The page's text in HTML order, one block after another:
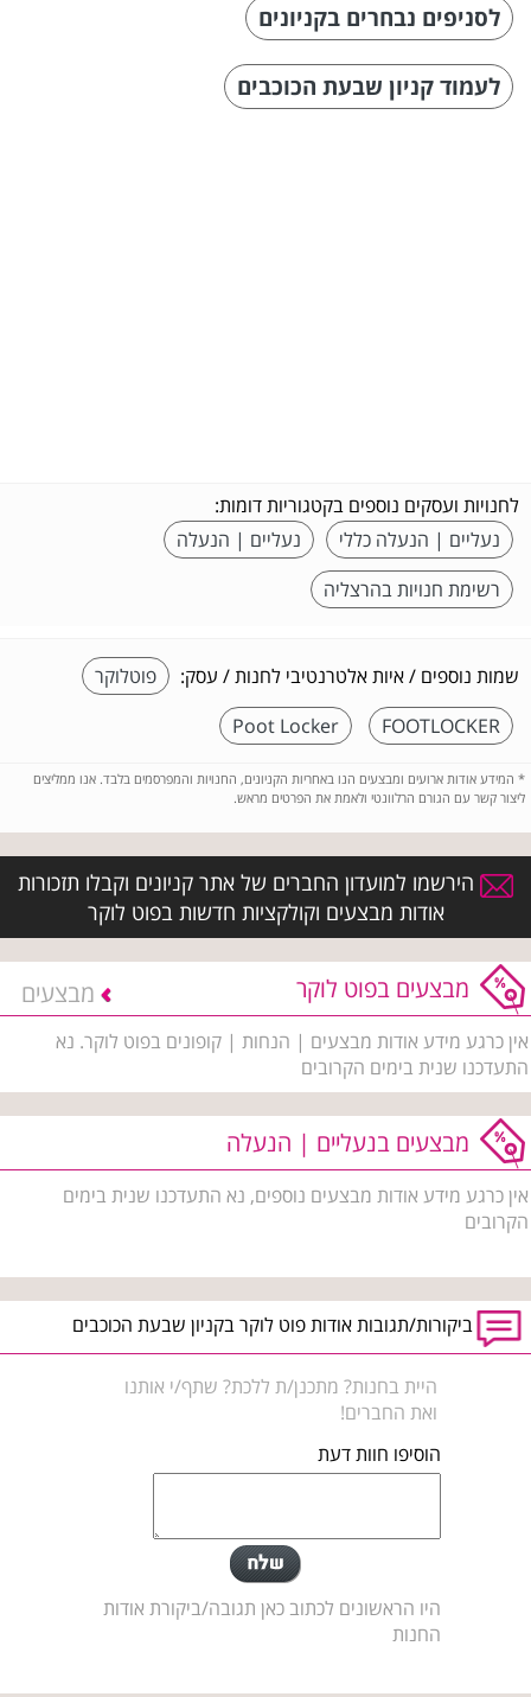
לסניפים נבחרים בקניונים
לעמוד קניון שבעת הכוכבים
לחנויות ועסקים נוספים בקטגוריות דומות:
נעליים | הנעלה כללי
נעליים | הנעלה
רשימת חנויות בהרצליה
שמות נוספים / איות אלטרנטיבי לחנות / עסק:
פוטלוקר
FOOTLOCKER
Poot Locker
* המידע אודות ארועים ומבצעים הנו באחריות הקניונים, החנויות והמפרסמים בלבד. אנו ממליצים
ליצור קשר עם הגורם הרלוונטי ולאמת את הפרטים מראש.
הירשמו למועדון החברים של אתר קניונים וקבלו תזכורות
אודות מבצעים וקולקציות חדשות בפוט לוקר
מבצעים בפוט לוקר מבצעים
אין כרגע מידע אודות מבצעים | הנחות | קופונים בפוט לוקר. נא
התעדכנו שנית בימים הקרובים
מבצעים בנעליים | הנעלה
אין כרגע מידע אודות מבצעים נוספים, נא התעדכנו שנית בימים
הקרובים
ביקורות/תגובות אודות פוט לוקר בקניון שבעת הכוכבים
היית בחנות? מתכנן/ת ללכת? שתף/י אותנו
ואת החברים!
הוסיפו חוות דעת
היו הראשונים לכתוב כאן תגובה/ביקורת אודות
החנות